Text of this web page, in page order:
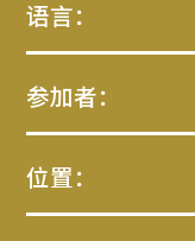
语言：
参加者：
位置：